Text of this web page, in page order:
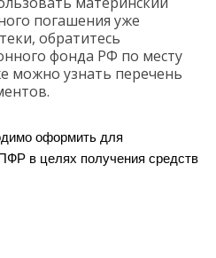
погашения уже
обратитесь
фонда РФ по месту
можно узнать перечень
оформить для
в целях получения средств